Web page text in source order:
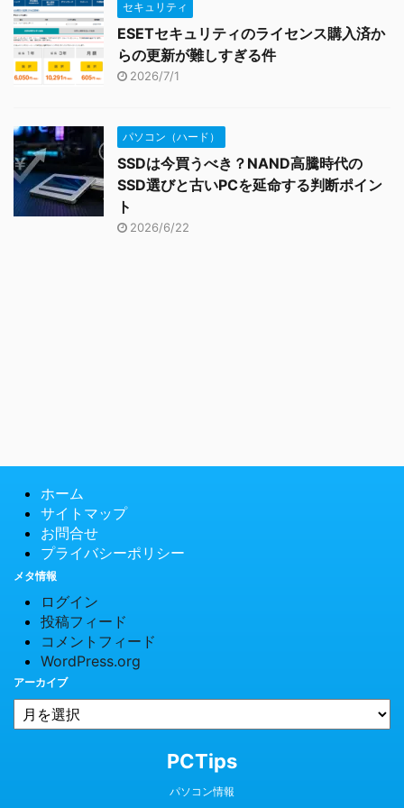
セキュリティ
ESETセキュリティのライセンス購入済か
らの更新が難しすぎる件
2026/7/1
パソコン（ハード）
SSDは今買うべき？NAND高騰時代の
SSD選びと古いPCを延命する判断ポイン
ト
2026/6/22
ホーム
サイトマップ
お問合せ
プライバシーポリシー
メタ情報
ログイン
投稿フィード
コメントフィード
WordPress.org
アーカイブ
PCTips
パソコン情報
© 2026 PCTips